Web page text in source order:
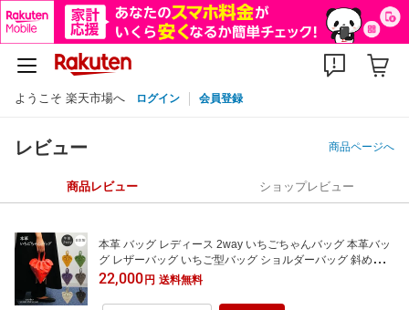
ようこそ 楽天市場へ ログイン 会員登録
レビュー 商品ページへ
商品レビュー ショップレビュー
本革 バッグ レディース 2way いちごちゃんバッグ 本革バッ
グ レザーバッグ いちご型バッグ ショルダーバッグ 斜め掛け
おしゃれ 軽量 軽い 革 柔らかい ショルダー いちごちゃん バ
ッグ いちご型 レザー 高級
22,000円 送料無料